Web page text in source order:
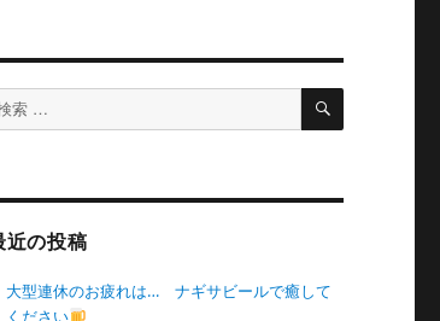
検
近の投稿
大型連休のお疲れは… ナギサビールで癒して
ください